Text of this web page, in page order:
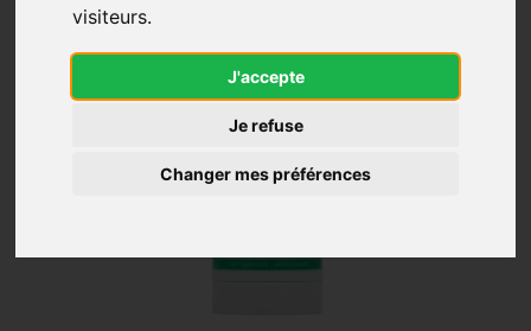
visiteurs.
J'accepte
Je refuse
Changer mes préférences